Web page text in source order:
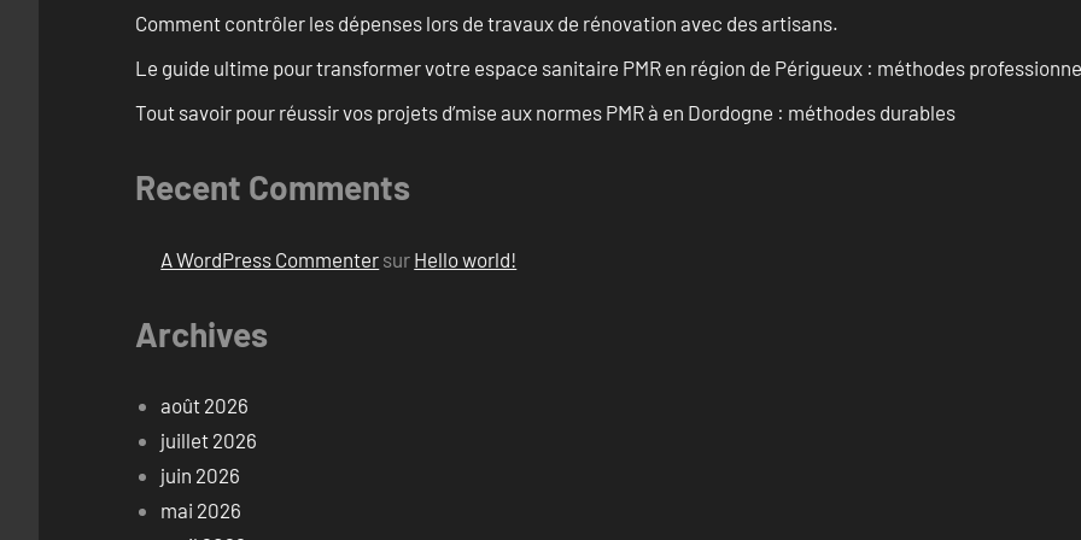
Comment contrôler les dépenses lors de travaux de rénovation avec des artisans.
Le guide ultime pour transformer votre espace sanitaire PMR en région de Périgueux : méthodes
Tout savoir pour réussir vos projets d’mise aux normes PMR à en Dordogne : méthodes durables
Recent Comments
A WordPress Commenter sur Hello world!
Archives
août 2026
juillet 2026
juin 2026
mai 2026